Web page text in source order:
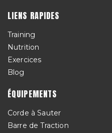
LIENS RAPIDES
Training
Nutrition
Exercices
Blog
ÉQUIPEMENTS
Corde à Sauter
Barre de Traction